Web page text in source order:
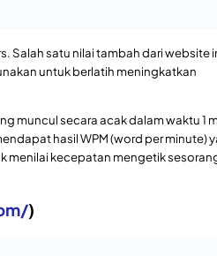
yang kami lakukan. Semakin